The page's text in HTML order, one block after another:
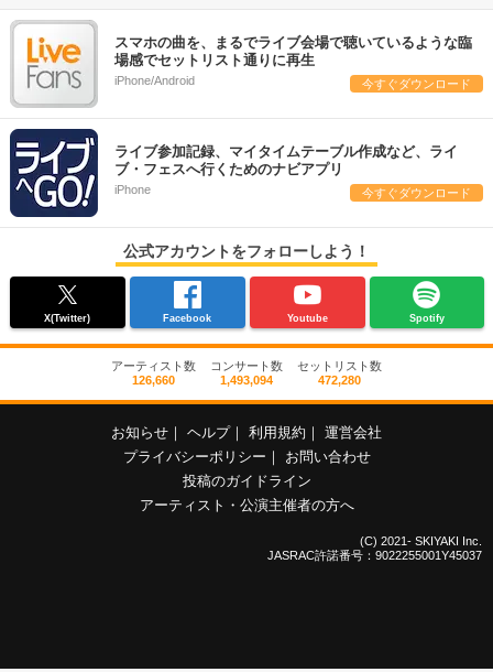
スマホの曲を、まるでライブ会場で聴いているような臨
場感でセットリスト通りに再生
iPhone/Android 今すぐダウンロード
ライブ参加記録、マイタイムテーブル作成など、ライ
ブ・フェスへ行くためのナビアプリ
iPhone 今すぐダウンロード
公式アカウントをフォローしよう！
X(Twitter) Facebook Youtube Spotify
アーティスト数
126,660
コンサート数
1,493,094
セットリスト数
472,280
お知らせ ヘルプ 利用規約
運営会社
プライバシーポリシー
お問い合わせ
投稿のガイドライン
アーティスト・公演主催者の方へ
(C) 2021- SKIYAKI Inc.
JASRAC許諾番号：9022255001Y45037